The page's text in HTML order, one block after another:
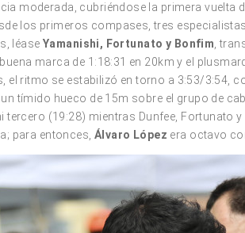
moderada, cubriéndose la primera vuelta
los primeros compases, tres
léaseYamanishi, Fortunato y Bonfim ,
marca de 1:18:31 en 20km y el
el ritmo se estabilizó en torno a 3:53/3:54,
un tímido hueco de 15m sobre el grupo de
tercero (19:28) mientras Dunfee,
para entonces, Álvaro López era octavo